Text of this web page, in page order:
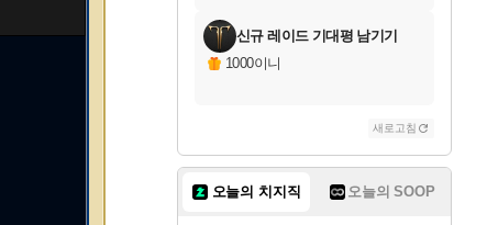
신규 레이드 기대평 남기기
1000이니
새로고침
오늘의 치지직 오늘의 SOOP